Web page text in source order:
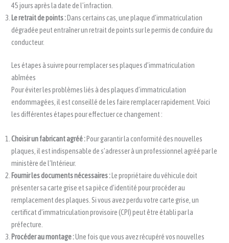
45 jours après la date de l’infraction.
Le retrait de points :Dans certains cas, une plaque d’immatriculation
dégradée peut entraîner un retrait de points sur le permis de conduire du
conducteur.
Les étapes à suivre pour remplacer ses plaques d’immatriculation
abîmées
Pour éviter les problèmes liés à des plaques d’immatriculation
endommagées, il est conseillé de les faire remplacer rapidement. Voici
les différentes étapes pour effectuer ce changement :
Choisir un fabricant agréé :Pour garantir la conformité des nouvelles
plaques, il est indispensable de s’adresser à un professionnel agréé par le
ministère de l’Intérieur.
Fournir les documents nécessaires :Le propriétaire du véhicule doit
présenter sa carte grise et sa pièce d’identité pour procéder au
remplacement des plaques. Si vous avez perdu votre carte grise, un
certificat d’immatriculation provisoire (CPI) peut être établi par la
préfecture.
Procéder au montage :Une fois que vous avez récupéré vos nouvelles